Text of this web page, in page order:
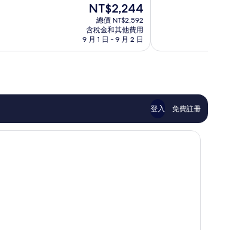
現
價
格
為
NT$2,244
總價 NT$2,592
含稅金和其他費用
9 月 1 日 - 9 月 2 日
夠
評
論
登入 免費註冊